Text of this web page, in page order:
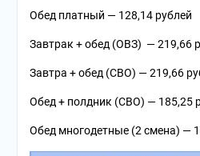
Обед платный — 128,14 рублей
Завтрак + обед (ОВЗ) — 219,66
Завтра + обед (СВО) — 219,66
Обед + полдник (СВО) — 185,25
Обед многодетные (2 смена) —